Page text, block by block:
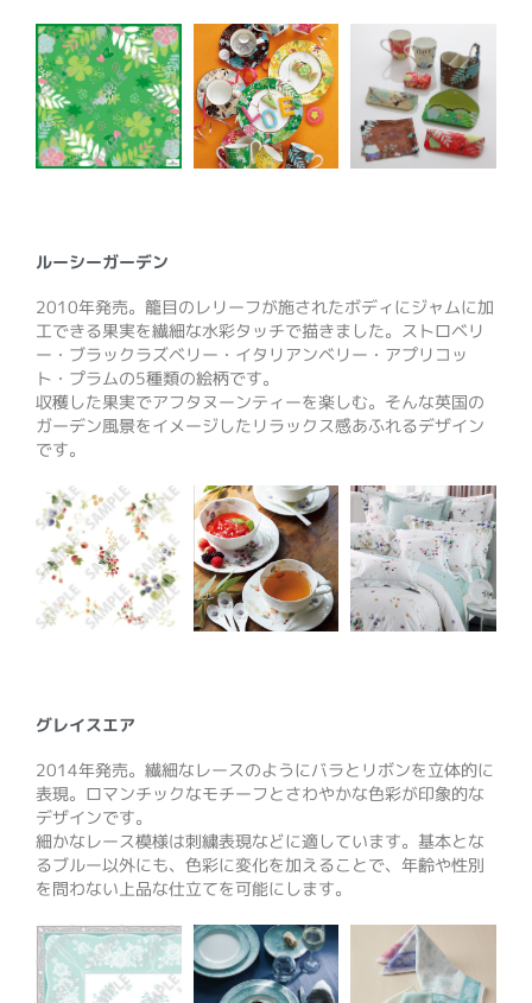
ルーシーガーデン
2010年発売。籠目のレリーフが施されたボディにジャムに加
工できる果実を繊細な水彩タッチで描きました。ストロベリ
ー・ブラックラズベリー・イタリアンベリー・アプリコッ
ト・プラムの5種類の絵柄です。
収穫した果実でアフタヌーンティーを楽しむ。そんな英国の
ガーデン風景をイメージしたリラックス感あふれるデザイン
です。
グレイスエア
2014年発売。繊細なレースのようにバラとリボンを立体的に
表現。ロマンチックなモチーフとさわやかな色彩が印象的な
デザインです。
細かなレース模様は刺繍表現などに適しています。基本とな
るブルー以外にも、色彩に変化を加えることで、年齢や性別
を問わない上品な仕立てを可能にします。